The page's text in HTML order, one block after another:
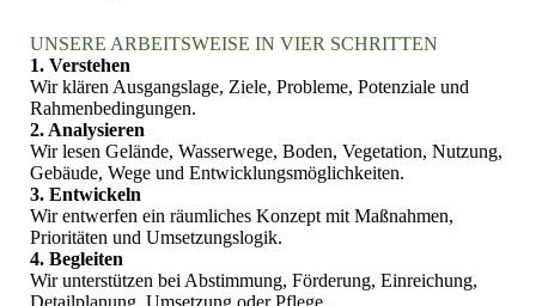
UNSERE ARBEITSWEISE IN VIER SCHRITTEN
1. Verstehen
Wir klären Ausgangslage, Ziele, Probleme, Potenziale und
Rahmenbedingungen.
2. Analysieren
Wir lesen Gelände, Wasserwege, Boden, Vegetation, Nutzung,
Gebäude, Wege und Entwicklungsmöglichkeiten.
3. Entwickeln
Wir entwerfen ein räumliches Konzept mit Maßnahmen,
Prioritäten und Umsetzungslogik.
4. Begleiten
Wir unterstützen bei Abstimmung, Förderung, Einreichung,
Detailplanung, Umsetzung oder Pflege.